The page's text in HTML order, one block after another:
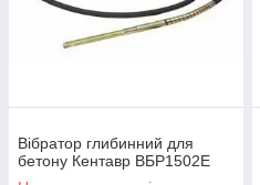
Вібратор глибинний для
бетону Кентавр ВБР1502Е